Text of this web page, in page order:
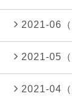
2021-06（
2021-05（
2021-04（